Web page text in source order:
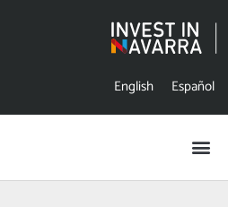
English Español